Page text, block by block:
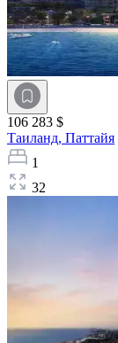
106 283 $
Таиланд, Паттайя
1
32